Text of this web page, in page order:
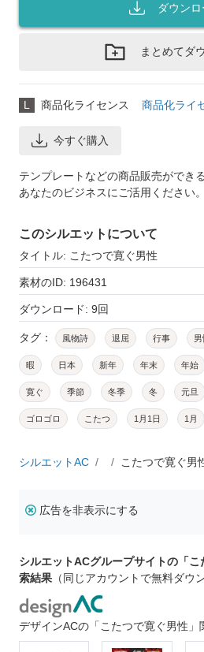
ダウンロ
まとめてダ
L 商品化ライセンス 商品化ライ
今すぐ購入
テンプレートなどの商品販売ができ
あなたのビジネスにご活用ください。
このシルエットについて
タイトル: こたつで寛ぐ男性
素材のID: 196431
ダウンロード: 9回
タグ： 風物詩 退屈 行事 男
暇 日本 新年 年末 年始
寛ぐ 季節 冬季 冬 元旦
ゴロゴロ こたつ 1月1日 1月
シルエットAC こたつで寛ぐ男
広告を非表示にする
シルエットACグループサイトの「
索結果 （同じアカウントで無料ダウ
デザインACの「こたつで寛ぐ男性」